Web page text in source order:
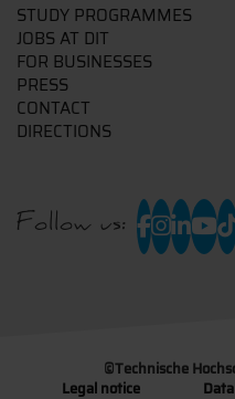
STUDY PROGRAMMES
JOBS AT DIT
FOR BUSINESSES
PRESS
CONTACT
DIRECTIONS
Follow us:
©Technische
Legal notice